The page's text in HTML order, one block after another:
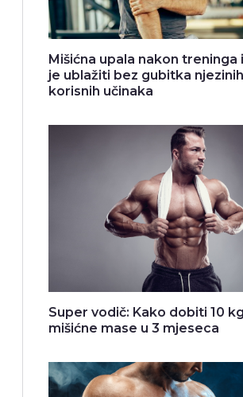
Mišićna upala nakon treninga
je ublažiti bez gubitka njezinih
korisnih učinaka
Super vodič: Kako dobiti 10 kg
mišićne mase u 3 mjeseca